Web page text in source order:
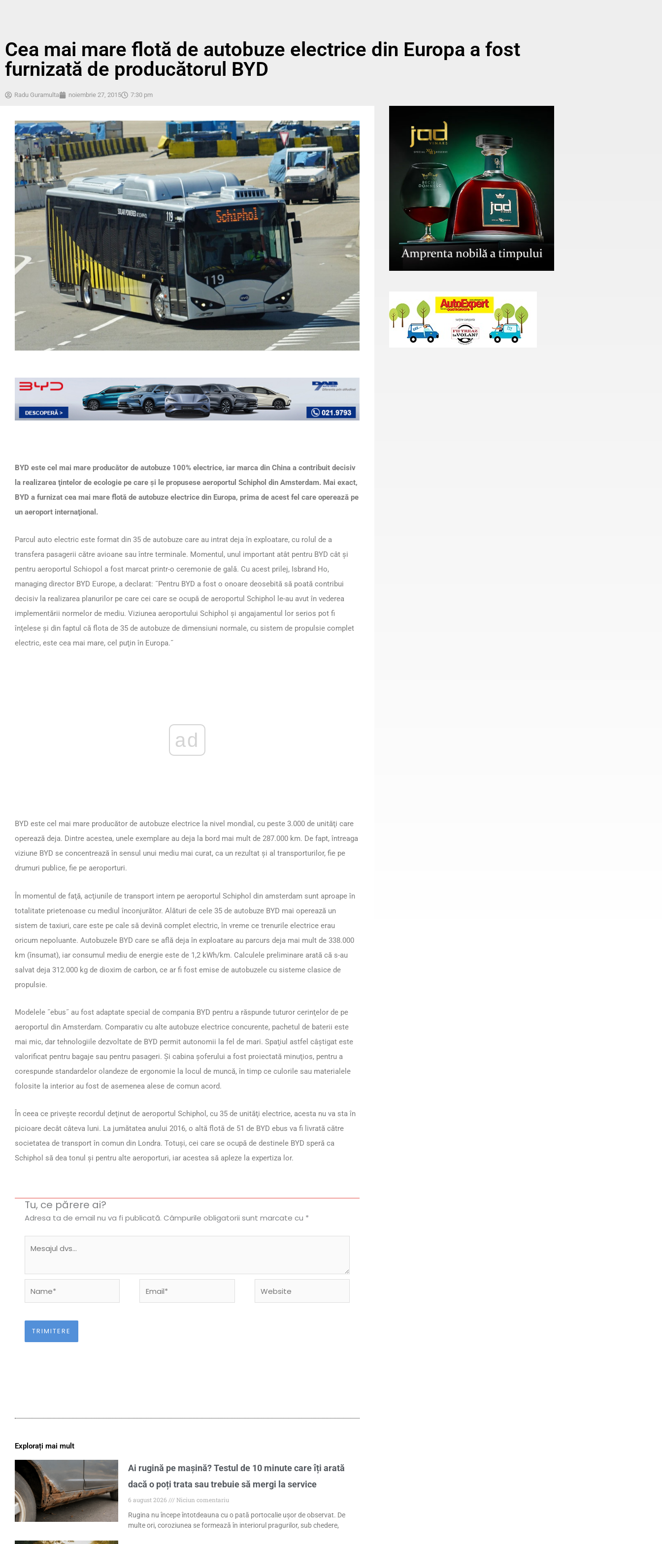
Cea mai mare flotă de autobuze electrice din Europa a fost
furnizată de producătorul BYD
Radu Guramulta noiembrie 27, 2015 7:30 pm
BYD este cel mai mare producător de autobuze 100% electrice, iar marca din China a contribuit decisiv
la realizarea ţintelor de ecologie pe care şi le propusese aeroportul Schiphol din Amsterdam. Mai exact,
BYD a furnizat cea mai mare flotă de autobuze electrice din Europa, prima de acest fel care operează pe
un aeroport internaţional.
Parcul auto electric este format din 35 de autobuze care au intrat deja în exploatare, cu rolul de a
transfera pasagerii către avioane sau între terminale. Momentul, unul important atât pentru BYD cât şi
pentru aeroportul Schiopol a fost marcat printr-o ceremonie de gală. Cu acest prilej, Isbrand Ho,
managing director BYD Europe, a declarat: ˝Pentru BYD a fost o onoare deosebită să poată contribui
decisiv la realizarea planurilor pe care cei care se ocupă de aeroportul Schiphol le-au avut în vederea
implementării normelor de mediu. Viziunea aeroportului Schiphol şi angajamentul lor serios pot fi
înţelese şi din faptul că flota de 35 de autobuze de dimensiuni normale, cu sistem de propulsie complet
electric, este cea mai mare, cel puţin în Europa.˝
ad
BYD este cel mai mare producător de autobuze electrice la nivel mondial, cu peste 3.000 de unităţi care
operează deja. Dintre acestea, unele exemplare au deja la bord mai mult de 287.000 km. De fapt, întreaga
viziune BYD se concentrează în sensul unui mediu mai curat, ca un rezultat şi al transporturilor, fie pe
drumuri publice, fie pe aeroporturi.
În momentul de faţă, acţiunile de transport intern pe aeroportul Schiphol din amsterdam sunt aproape în
totalitate prietenoase cu mediul înconjurător. Alături de cele 35 de autobuze BYD mai operează un
sistem de taxiuri, care este pe cale să devină complet electric, în vreme ce trenurile electrice erau
oricum nepoluante. Autobuzele BYD care se află deja în exploatare au parcurs deja mai mult de 338.000
km (însumat), iar consumul mediu de energie este de 1,2 kWh/km. Calculele preliminare arată că s-au
salvat deja 312.000 kg de dioxim de carbon, ce ar fi fost emise de autobuzele cu sisteme clasice de
propulsie.
Modelele ˝ebus˝ au fost adaptate special de compania BYD pentru a răspunde tuturor cerinţelor de pe
aeroportul din Amsterdam. Comparativ cu alte autobuze electrice concurente, pachetul de baterii este
mai mic, dar tehnologiile dezvoltate de BYD permit autonomii la fel de mari. Spaţiul astfel câştigat este
valorificat pentru bagaje sau pentru pasageri. Şi cabina şoferului a fost proiectată minuţios, pentru a
corespunde standardelor olandeze de ergonomie la locul de muncă, în timp ce culorile sau materialele
folosite la interior au fost de asemenea alese de comun acord.
În ceea ce priveşte recordul deţinut de aeroportul Schiphol, cu 35 de unităţi electrice, acesta nu va sta în
picioare decât câteva luni. La jumătatea anului 2016, o altă flotă de 51 de BYD ebus va fi livrată către
societatea de transport în comun din Londra. Totuşi, cei care se ocupă de destinele BYD speră ca
Schiphol să dea tonul şi pentru alte aeroporturi, iar acestea să apleze la expertiza lor.
Tu, ce părere ai?
Adresa ta de email nu va fi publicată. Câmpurile obligatorii sunt marcate cu *
Explorați mai mult
Ai rugină pe mașină? Testul de 10 minute care îți arată
dacă o poți trata sau trebuie să mergi la service
6 august 2026
Niciun comentariu
Rugina nu începe întotdeauna cu o pată portocalie ușor de observat. De
multe ori, coroziunea se formează în interiorul pragurilor, sub chedere,